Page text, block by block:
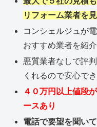
リフォーム業者を
コンシェルジュが
おすすめ業者を紹
悪質業者なしで評
くれるので安心で
４０万円以上値段
ースあり
電話で要望を聞い